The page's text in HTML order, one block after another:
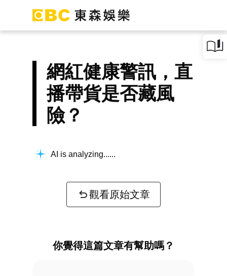
網紅健康警訊，直
播帶貨是否藏風
險？
AI is analyzing...
觀看原始文章
你覺得這篇文章有幫助嗎？